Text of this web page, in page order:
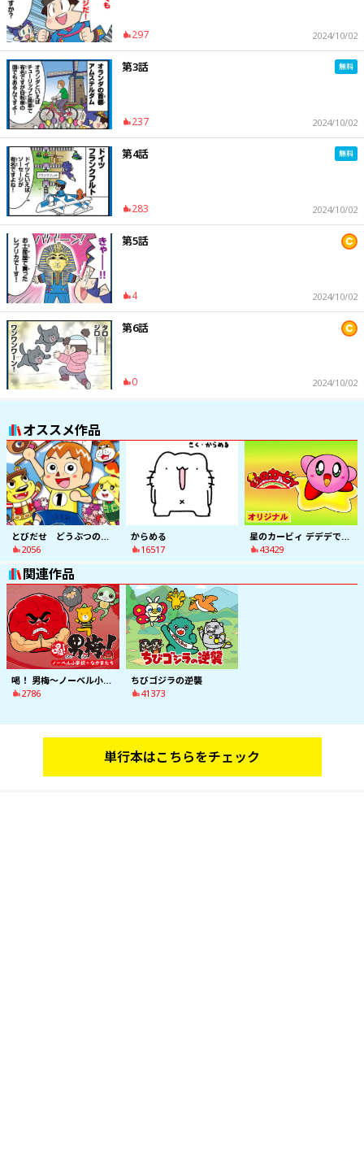
297 2024/10/02
第3話
237 2024/10/02
第4話
283 2024/10/02
第5話
4 2024/10/02
第6話
0 2024/10/02
オススメ作品
とびだせ どうぶつの森 はりきり村長イッペー！
2056
からめる
16517
星のカービィ デデデでプププなものがたり
43429
関連作品
喝！ 男梅〜ノーベル小学校のなかまたち〜
2786
ちびゴジラの逆襲
41373
単行本はこちらをチェック